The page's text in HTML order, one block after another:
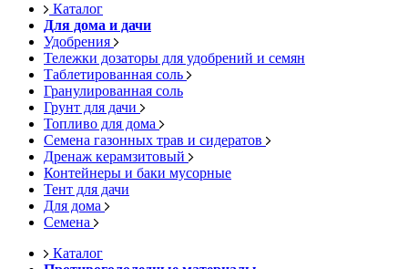
Каталог
Для дома и дачи
Удобрения
Тележки дозаторы для удобрений и семян
Таблетированная соль
Гранулированная соль
Грунт для дачи
Топливо для дома
Семена газонных трав и сидератов
Дренаж керамзитовый
Контейнеры и баки мусорные
Тент для дачи
Для дома
Семена
Каталог